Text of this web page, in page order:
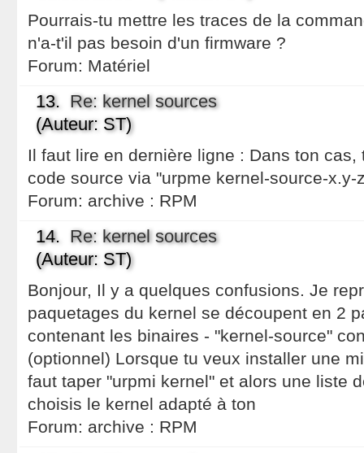
Pourrais-tu mettre les traces de la
n'a-t'il pas besoin d'un firmware ?
Forum: Matériel
13. Re: kernel sources
(Auteur: ST)
Il faut lire en dernière ligne : Dans ton
code source via "urpme kernel-source-x.y-
Forum: archive : RPM
14. Re: kernel sources
(Auteur: ST)
Bonjour, Il y a quelques confusions. Je
paquetages du kernel se découpent en 2
contenant les binaires - "kernel-source"
(optionnel) Lorsque tu veux installer une
faut taper "urpmi kernel" et alors une liste
choisis le kernel adapté à ton
Forum: archive : RPM